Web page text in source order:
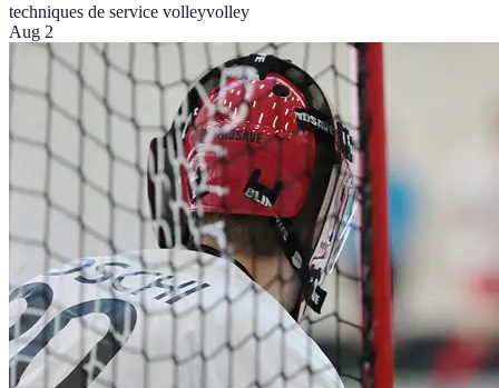
techniques de service volleyvolley
Aug 2